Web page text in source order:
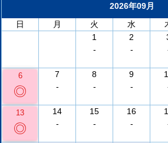
2026年09月
日
月 火 水
1
-
2
-
6
◎
7
-
8
-
9
-
13
◎
14
-
15
-
16
-